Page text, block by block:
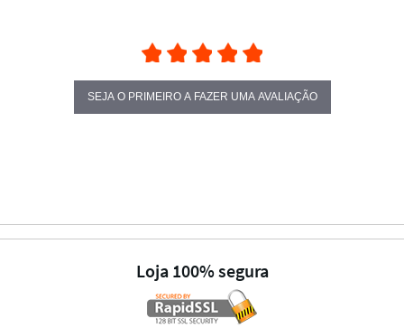
SEJA O PRIMEIRO A FAZER UMA AVALIAÇÃO